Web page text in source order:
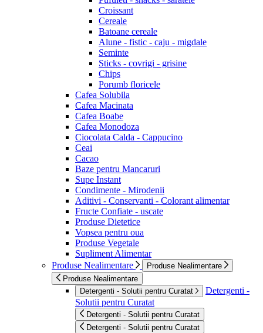
Croissant
Cereale
Batoane cereale
Alune - fistic - caju - migdale
Seminte
Sticks - covrigi - grisine
Chips
Porumb floricele
Cafea Solubila
Cafea Macinata
Cafea Boabe
Cafea Monodoza
Ciocolata Calda - Cappucino
Ceai
Cacao
Baze pentru Mancaruri
Supe Instant
Condimente - Mirodenii
Aditivi - Conservanti - Colorant alimentar
Fructe Confiate - uscate
Produse Dietetice
Vopsea pentru oua
Produse Vegetale
Supliment Alimentar
Produse Nealimentare
Produse Nealimentare
Produse Nealimentare
Detergenti - Solutii pentru Curatat
Detergenti -
Solutii pentru Curatat
Detergenti - Solutii pentru Curatat
Detergenti - Solutii pentru Curatat